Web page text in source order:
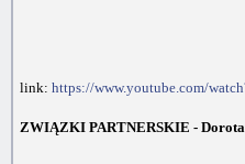
link: https://www.youtube.com/
ZWIĄZKI PARTNERSKIE -